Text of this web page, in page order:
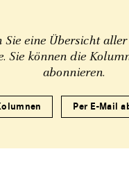
eine Übersicht
Sie können die
abonnieren.
Per E-Mail